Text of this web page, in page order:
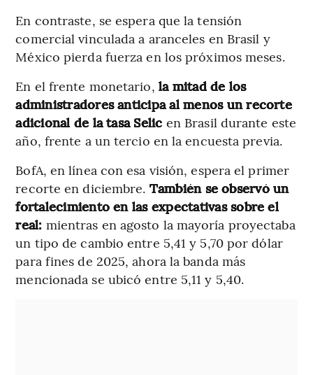
En contraste, se espera que la tensión
comercial vinculada a aranceles en Brasil y
México pierda fuerza en los próximos meses.
En el frente monetario, la mitad de los
administradores anticipa al menos un recorte
adicional de la tasa Selic en Brasil durante este
año, frente a un tercio en la encuesta previa.
BofA, en línea con esa visión, espera el primer
recorte en diciembre. También se observó un
fortalecimiento en las expectativas sobre el
real: mientras en agosto la mayoría proyectaba
un tipo de cambio entre 5,41 y 5,70 por dólar
para fines de 2025, ahora la banda más
mencionada se ubicó entre 5,11 y 5,40.